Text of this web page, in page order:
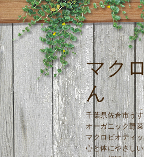
マク
ん
千葉県佐倉市う
オーガニック野
マクロビオティ
心と体にやさし